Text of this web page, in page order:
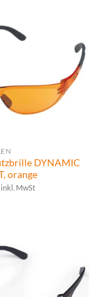
DYNAMIC
orange
inkl. MwSt